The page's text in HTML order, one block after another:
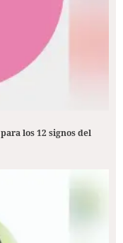
los 12 signos del